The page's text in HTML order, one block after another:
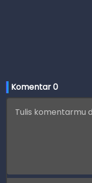
Komentar 0